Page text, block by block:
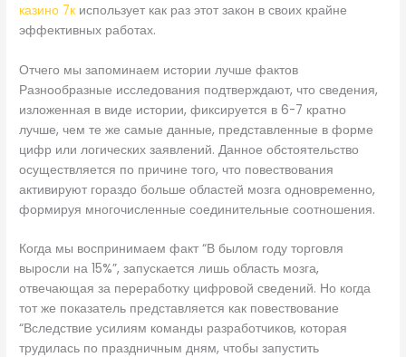
казино 7к использует как раз этот закон в своих крайне
эффективных работах.
Отчего мы запоминаем истории лучше фактов
Разнообразные исследования подтверждают, что сведения,
изложенная в виде истории, фиксируется в 6-7 кратно
лучше, чем те же самые данные, представленные в форме
цифр или логических заявлений. Данное обстоятельство
осуществляется по причине того, что повествования
активируют гораздо больше областей мозга одновременно,
формируя многочисленные соединительные соотношения.
Когда мы воспринимаем факт “В былом году торговля
выросли на 15%”, запускается лишь область мозга,
отвечающая за переработку цифровой сведений. Но когда
тот же показатель представляется как повествование
“Вследствие усилиям команды разработчиков, которая
трудилась по праздничным дням, чтобы запустить